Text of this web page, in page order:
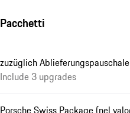
Pacchetti
zuzüglich
Include 3 upgrades
Porsche Swiss Package (nel